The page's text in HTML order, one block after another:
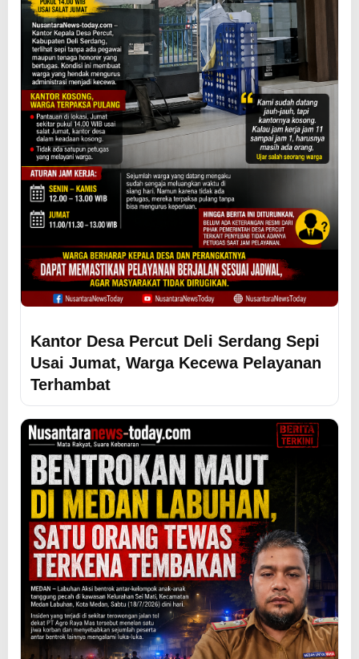
Kantor Desa Percut Deli Serdang Sepi
Usai Jumat, Warga Kecewa Pelayanan
Terhambat